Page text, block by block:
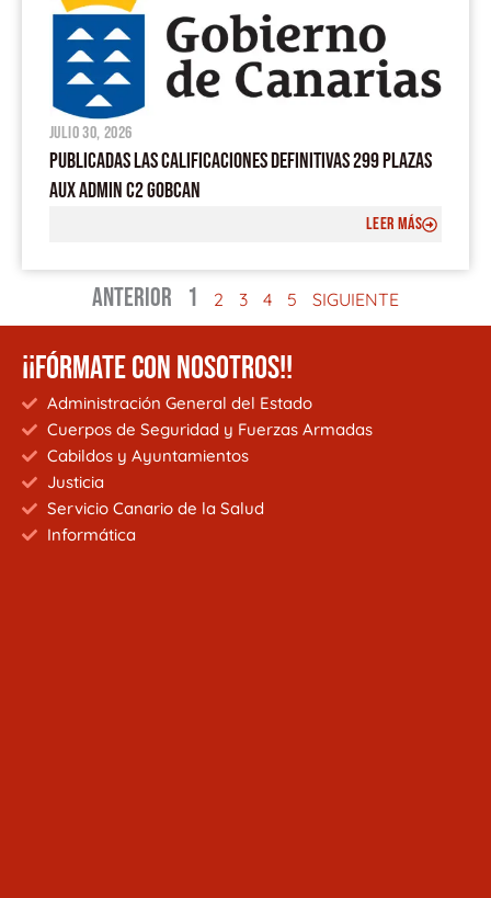
julio 30, 2026
PUBLICADAS LAS CALIFICACIONES DEFINITIVAS 299 PLAZAS
AUX ADMIN C2 GOBCAN
LEER MÁS
ANTERIOR 1 2 3 4 5 SIGUIENTE
¡¡FÓRMATE CON NOSOTROS!!
Administración General del Estado
Cuerpos de Seguridad y Fuerzas Armadas
Cabildos y Ayuntamientos
Justicia
Servicio Canario de la Salud
Informática